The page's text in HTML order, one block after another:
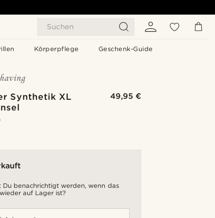
Suchen
Körperpflege Geschenk-Guide
Synthetik XL
49,95 €
Du benachrichtigt werden, wenn das
auf Lager ist?